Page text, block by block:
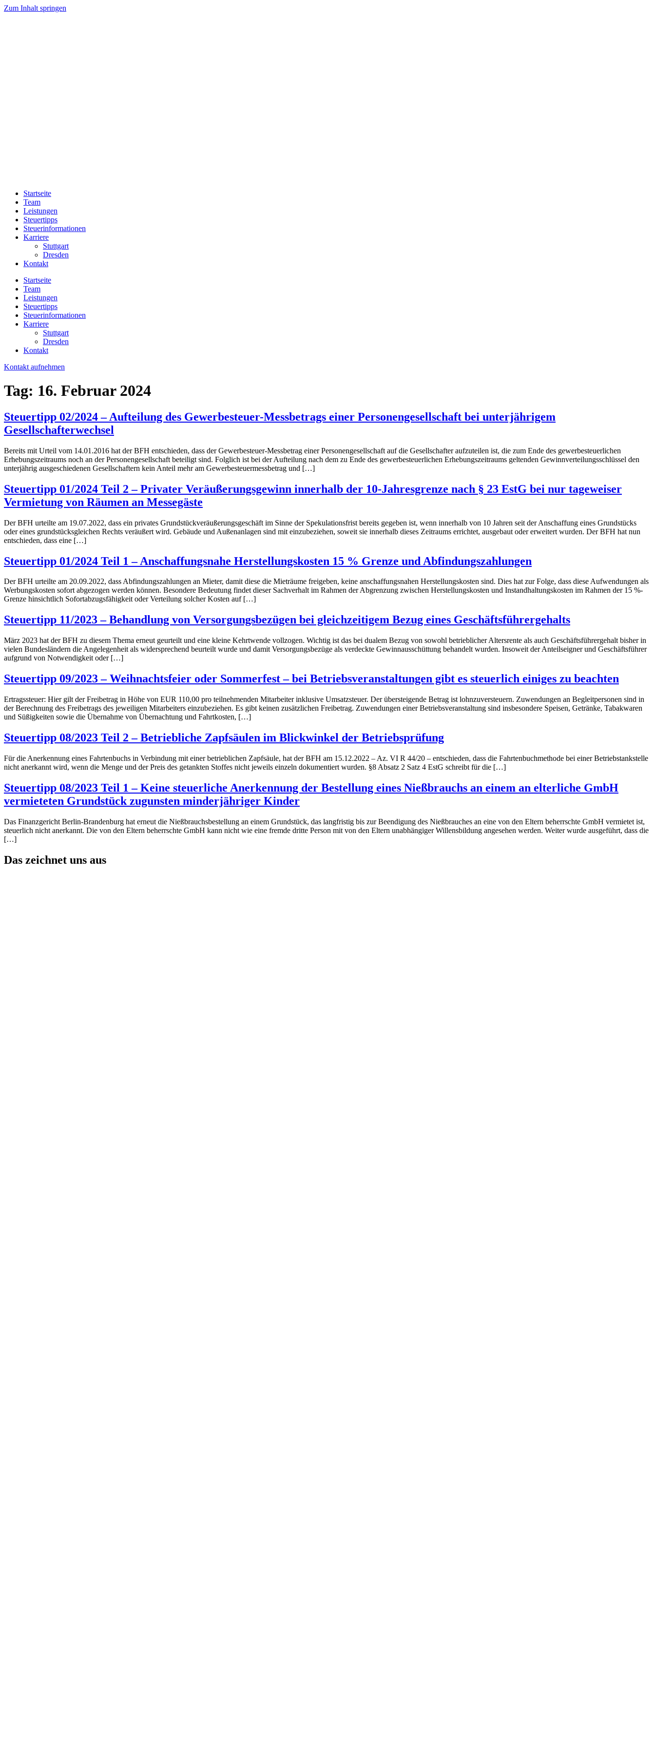
Zum Inhalt springen
Startseite
Team
Leistungen
Steuertipps
Steuerinformationen
Karriere
Stuttgart
Dresden
Kontakt
Startseite
Team
Leistungen
Steuertipps
Steuerinformationen
Karriere
Stuttgart
Dresden
Kontakt
Kontakt aufnehmen
Tag: 16. Februar 2024
Steuertipp 02/2024 – Aufteilung des Gewerbesteuer-Messbetrags einer Personengesellschaft bei unterjährigem
Gesellschafterwechsel
Bereits mit Urteil vom 14.01.2016 hat der BFH entschieden, dass der Gewerbesteuer-Messbetrag einer Personengesellschaft auf die Gesellschafter aufzuteilen ist, die zum Ende des gewerbesteuerlichen
Erhebungszeitraums noch an der Personengesellschaft beteiligt sind. Folglich ist bei der Aufteilung nach dem zu Ende des gewerbesteuerlichen Erhebungszeitraums geltenden Gewinnverteilungsschlüssel den
unterjährig ausgeschiedenen Gesellschaftern kein Anteil mehr am Gewerbesteuermessbetrag und […]
Steuertipp 01/2024 Teil 2 – Privater Veräußerungsgewinn innerhalb der 10-Jahresgrenze nach § 23 EstG bei nur tageweiser
Vermietung von Räumen an Messegäste
Der BFH urteilte am 19.07.2022, dass ein privates Grundstückveräußerungsgeschäft im Sinne der Spekulationsfrist bereits gegeben ist, wenn innerhalb von 10 Jahren seit der Anschaffung eines Grundstücks
oder eines grundstücksgleichen Rechts veräußert wird. Gebäude und Außenanlagen sind mit einzubeziehen, soweit sie innerhalb dieses Zeitraums errichtet, ausgebaut oder erweitert wurden. Der BFH hat nun
entschieden, dass eine […]
Steuertipp 01/2024 Teil 1 – Anschaffungsnahe Herstellungskosten 15 % Grenze und Abfindungszahlungen
Der BFH urteilte am 20.09.2022, dass Abfindungszahlungen an Mieter, damit diese die Mieträume freigeben, keine anschaffungsnahen Herstellungskosten sind. Dies hat zur Folge, dass diese Aufwendungen als
Werbungskosten sofort abgezogen werden können. Besondere Bedeutung findet dieser Sachverhalt im Rahmen der Abgrenzung zwischen Herstellungskosten und Instandhaltungskosten im Rahmen der 15 %-
Grenze hinsichtlich Sofortabzugsfähigkeit oder Verteilung solcher Kosten auf […]
Steuertipp 11/2023 – Behandlung von Versorgungsbezügen bei gleichzeitigem Bezug eines Geschäftsführergehalts
März 2023 hat der BFH zu diesem Thema erneut geurteilt und eine kleine Kehrtwende vollzogen. Wichtig ist das bei dualem Bezug von sowohl betrieblicher Altersrente als auch Geschäftsführergehalt bisher in
vielen Bundesländern die Angelegenheit als widersprechend beurteilt wurde und damit Versorgungsbezüge als verdeckte Gewinnausschüttung behandelt wurden. Insoweit der Anteilseigner und Geschäftsführer
aufgrund von Notwendigkeit oder […]
Steuertipp 09/2023 – Weihnachtsfeier oder Sommerfest – bei Betriebsveranstaltungen gibt es steuerlich einiges zu beachten
Ertragssteuer: Hier gilt der Freibetrag in Höhe von EUR 110,00 pro teilnehmenden Mitarbeiter inklusive Umsatzsteuer. Der übersteigende Betrag ist lohnzuversteuern. Zuwendungen an Begleitpersonen sind in
der Berechnung des Freibetrags des jeweiligen Mitarbeiters einzubeziehen. Es gibt keinen zusätzlichen Freibetrag. Zuwendungen einer Betriebsveranstaltung sind insbesondere Speisen, Getränke, Tabakwaren
und Süßigkeiten sowie die Übernahme von Übernachtung und Fahrtkosten, […]
Steuertipp 08/2023 Teil 2 – Betriebliche Zapfsäulen im Blickwinkel der Betriebsprüfung
Für die Anerkennung eines Fahrtenbuchs in Verbindung mit einer betrieblichen Zapfsäule, hat der BFH am 15.12.2022 – Az. VI R 44/20 – entschieden, dass die Fahrtenbuchmethode bei einer Betriebstankstelle
nicht anerkannt wird, wenn die Menge und der Preis des getankten Stoffes nicht jeweils einzeln dokumentiert wurden. §8 Absatz 2 Satz 4 EstG schreibt für die […]
Steuertipp 08/2023 Teil 1 – Keine steuerliche Anerkennung der Bestellung eines Nießbrauchs an einem an elterliche GmbH
vermieteten Grundstück zugunsten minderjähriger Kinder
Das Finanzgericht Berlin-Brandenburg hat erneut die Nießbrauchsbestellung an einem Grundstück, das langfristig bis zur Beendigung des Nießbrauches an eine von den Eltern beherrschte GmbH vermietet ist,
steuerlich nicht anerkannt. Die von den Eltern beherrschte GmbH kann nicht wie eine fremde dritte Person mit von den Eltern unabhängiger Willensbildung angesehen werden. Weiter wurde ausgeführt, dass die
[…]
Das zeichnet uns aus